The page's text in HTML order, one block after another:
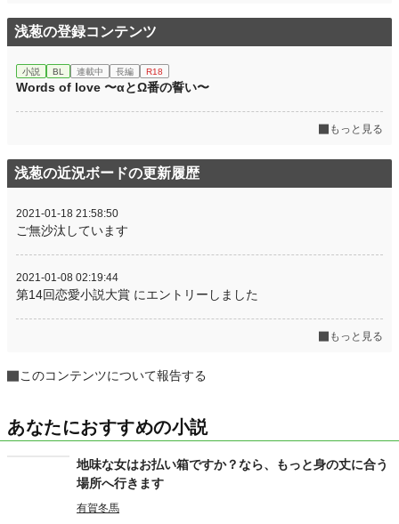
浅葱の登録コンテンツ
小説 BL 連載中 長編 R18
Words of love 〜αとΩ番の誓い〜
もっと見る
浅葱の近況ボードの更新履歴
2021-01-18 21:58:50
ご無沙汰しています
2021-01-08 02:19:44
第14回恋愛小説大賞 にエントリーしました
もっと見る
このコンテンツについて報告する
あなたにおすすめの小説
地味な女はお払い箱ですか？なら、もっと身の丈に合う
場所へ行きます
有賀冬馬